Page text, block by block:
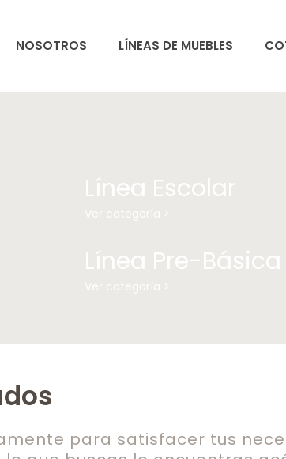
NOSOTROS LÍNEAS DE MUEBLES
Línea Escolar
Ver categoría >
Línea Pre-Básica
Ver categoría >
para satisfacer tus